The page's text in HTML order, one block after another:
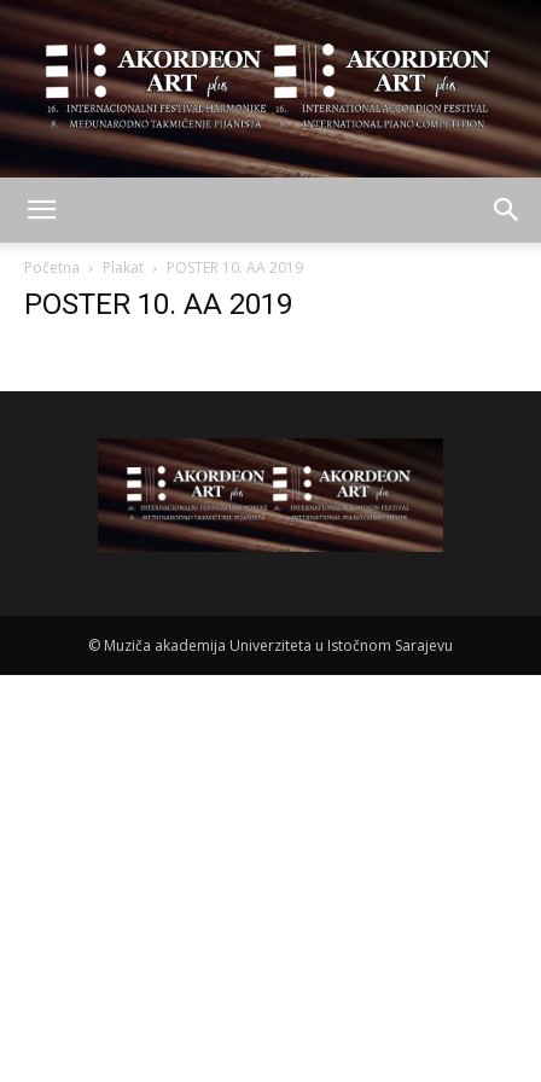
plus
Početna Plakat POSTER 10. AA 2019
POSTER 10. AA 2019
© Muziča akademija Univerziteta u Istočnom Sarajevu